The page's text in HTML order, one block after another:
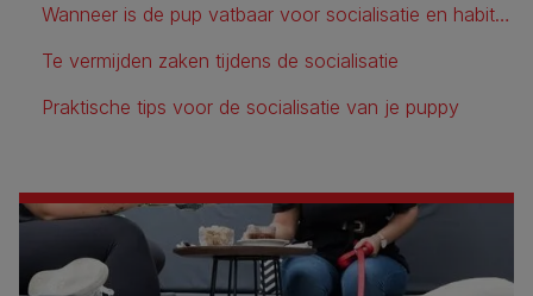
Wanneer is de pup vatbaar voor socialisatie en habituatie?
Te vermijden zaken tijdens de socialisatie
Praktische tips voor de socialisatie van je puppy